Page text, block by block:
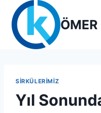
content
SIRKÜLERIMIZ
Yıl